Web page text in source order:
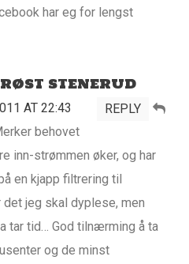
har eg for lengst
STENERUD
AT 22:43
REPLY
behovet
inn-strømmen øker, og har
en kjapp filtrering til
jeg skal dyplese, men
tar tid… God tilnærming å ta
og de minst